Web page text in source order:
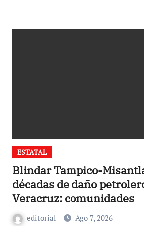
ESTATAL
Blindar Tampico-
décadas de daño
Veracruz: comunidades
editorial Ago 7, 2026